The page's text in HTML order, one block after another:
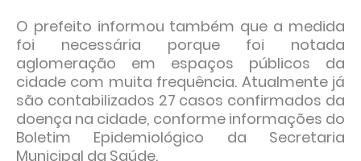
O prefeito informou também que a medida
foi necessária porque foi notada
aglomeração em espaços públicos da
cidade com muita frequência. Atualmente já
são contabilizados 27 casos confirmados da
doença na cidade, conforme informações do
Boletim Epidemiológico da Secretaria
Municipal da Saúde.